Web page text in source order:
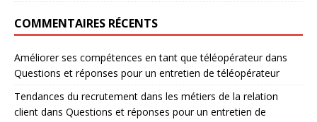
COMMENTAIRES RÉCENTS
Améliorer ses compétences en tant que téléopérateurdans
Questions et réponses pour un entretien de téléopérateur
Tendances du recrutement dans les métiers de la relation
client dans Questions et réponses pour un entretien de